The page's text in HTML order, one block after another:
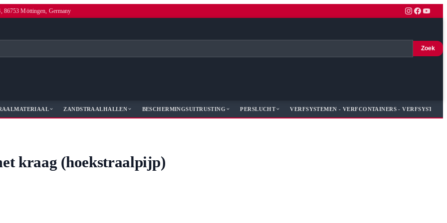
86753 Möttingen, Germany
Zoek
ZANDSTRAALHALLEN BESCHERMINGSUITRUSTING PERSLUCHT VERFSYSTEMEN - VERFCONTAINERS -
kraag (hoekstraalpijp)